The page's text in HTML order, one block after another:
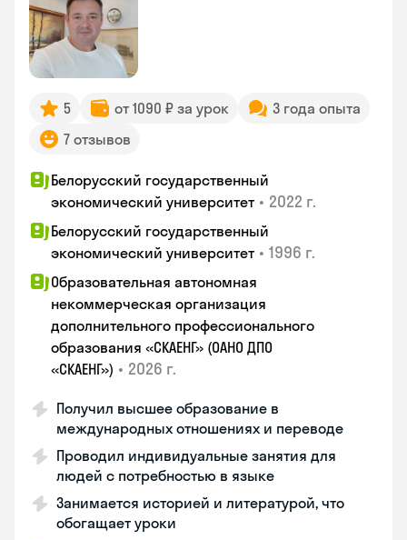
5 от 1090 ₽ за урок
3 года опыта
7 отзывов
Белорусский государственный
экономический университет • 2022 г.
Белорусский государственный
экономический университет • 1996 г.
Образовательная автономная
некоммерческая организация
дополнительного профессионального
образования «СКАЕНГ» (ОАНО ДПО
«СКАЕНГ») • 2026 г.
Получил высшее образование в
международных отношениях и переводе
Проводил индивидуальные занятия для
людей с потребностью в языке
Занимается историей и литературой, что
обогащает уроки